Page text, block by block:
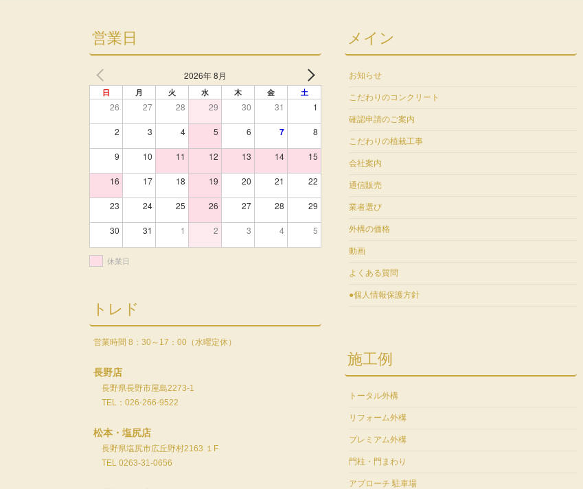
営業日
2026年 8月
日 月 火 水 木 金 土
26 27 28 29 30 31 1
2 3 4 5 6 7 8
9 10 11 12 13 14 15
16 17 18 19 20 21 22
23 24 25 26 27 28 29
30 31 1 2 3 4 5
休業日
トレド
営業時間 8：30～17：00（水曜定休）
長野店
長野県長野市屋島2273-1
TEL：026-266-9522
松本・塩尻店
長野県塩尻市広丘野村2163 １F
TEL 0263-31-0656
メイン
お知らせ
こだわりのコンクリート
確認申請のご案内
こだわりの植栽工事
会社案内
通信販売
業者選び
外構の価格
動画
よくある質問
●個人情報保護方針
施工例
トータル外構
リフォーム外構
プレミアム外構
門柱・門まわり
アプローチ 駐車場